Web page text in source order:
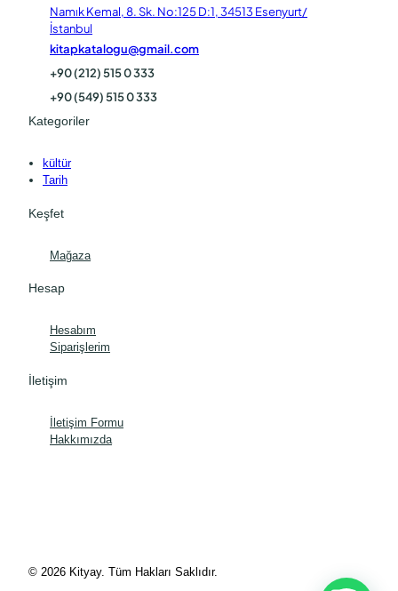
Namık Kemal, 8. Sk. No:125 D:1, 34513 Esenyurt/
İstanbul
kitapkatalogu@gmail.com
+90 (212) 515 0 333
+90 (549) 515 0 333
Kategoriler
kültür
Tarih
Keşfet
Mağaza
Hesap
Hesabım
Siparişlerim
İletişim
İletişim Formu
Hakkımızda
© 2026 Kityay. Tüm Hakları Saklıdır.